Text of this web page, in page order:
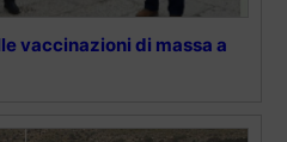
vaccinazioni di massa a